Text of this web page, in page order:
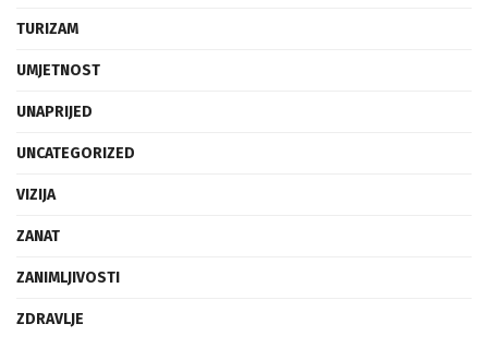
TURIZAM
UMJETNOST
UNAPRIJED
UNCATEGORIZED
VIZIJA
ZANAT
ZANIMLJIVOSTI
ZDRAVLJE